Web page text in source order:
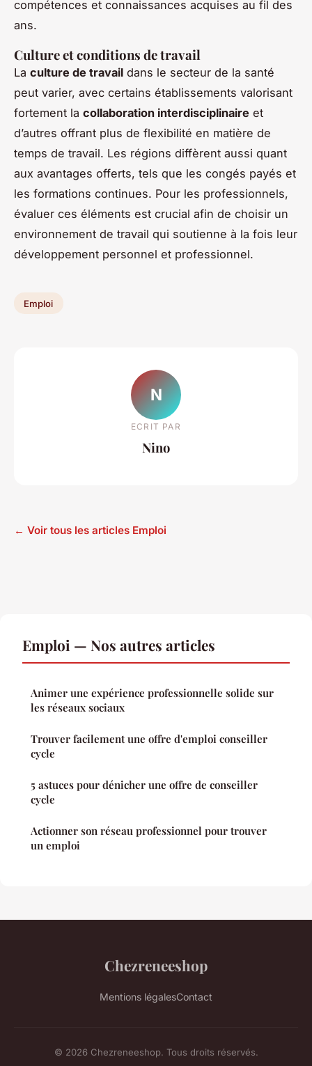
compétences et connaissances acquises au fil des
ans.
Culture et conditions de travail
La culture de travail dans le secteur de la santé
peut varier, avec certains établissements valorisant
fortement la collaboration interdisciplinaire et
d’autres offrant plus de flexibilité en matière de
temps de travail. Les régions diffèrent aussi quant
aux avantages offerts, tels que les congés payés et
les formations continues. Pour les professionnels,
évaluer ces éléments est crucial afin de choisir un
environnement de travail qui soutienne à la fois leur
développement personnel et professionnel.
Emploi
N
ECRIT PAR
Nino
← Voir tous les articles Emploi
Emploi — Nos autres articles
Animer une expérience professionnelle solide sur
les réseaux sociaux
Trouver facilement une offre d'emploi conseiller
cycle
5 astuces pour dénicher une offre de conseiller
cycle
Actionner son réseau professionnel pour trouver
un emploi
Chezreneeshop
Mentions légalesContact
© 2026 Chezreneeshop. Tous droits réservés.